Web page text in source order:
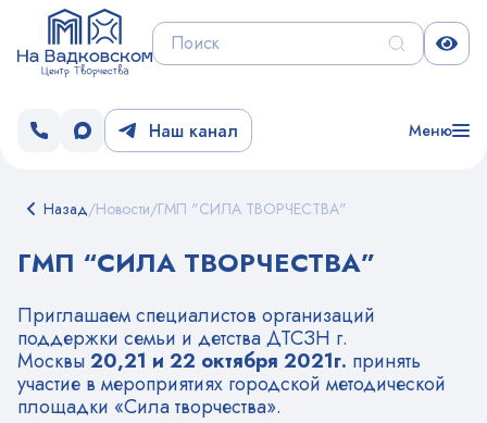
Наш канал Меню
Назад/Новости/ГМП "СИЛА ТВОРЧЕСТВА"
ГМП “СИЛА ТВОРЧЕСТВА”
Приглашаем специалистов организаций
поддержки семьи и детства ДТСЗН г.
Москвы20,21 и 22 октября 2021г. принять
участие в мероприятиях городской методической
площадки «Сила творчества».